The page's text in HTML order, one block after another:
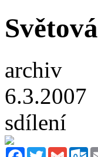
archiv
6.3.2007
sdílení
FacebookTwitterGmail